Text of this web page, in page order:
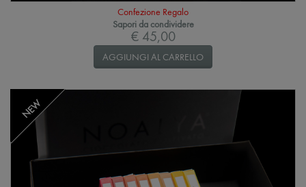
Confezione Regalo
Sapori da condividere
€ 45,00
AGGIUNGI AL CARRELLO
NEW